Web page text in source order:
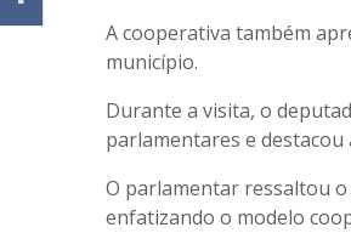
A cooperativa também
município.
Durante a visita, o
parlamentares e
O parlamentar ressaltou
enfatizando o modelo